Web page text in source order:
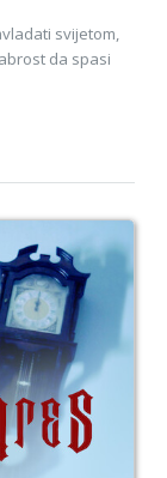
svijetom,
da spasi